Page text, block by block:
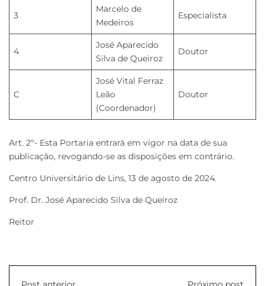
3
Marcelo de
Medeiros
Especialista
4
José Aparecido
Silva de Queiroz
Doutor
C
José Vital Ferraz
Leão
(Coordenador)
Doutor
Art. 2º- Esta Portaria entrará em vigor na data de sua
publicação, revogando-se as disposições em contrário.
Centro Universitário de Lins, 13 de agosto de 2024.
Prof. Dr. José Aparecido Silva de Queiroz
Reitor